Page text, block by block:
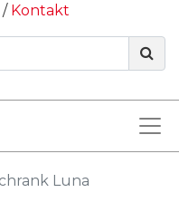
/ Kontakt
Luna